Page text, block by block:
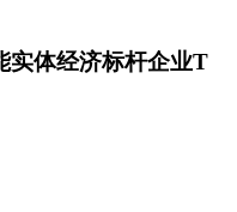
实体经济标杆企业T